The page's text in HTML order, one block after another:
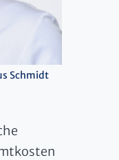
Schmidt